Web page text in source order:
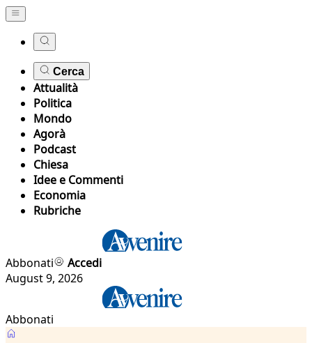
Cerca
Attualità
Politica
Mondo
Agorà
Podcast
Chiesa
Idee e Commenti
Economia
Rubriche
Abbonati
Accedi
August 9, 2026
Abbonati